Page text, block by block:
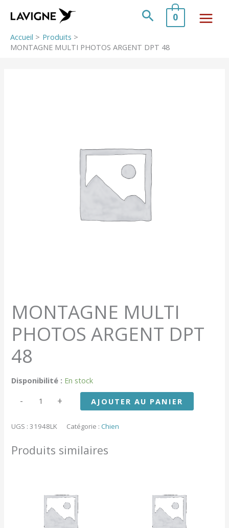
contenu
Rechercher
0
Accueil
Produits
MONTAGNE MULTI PHOTOS ARGENT DPT 48
MONTAGNE MULTI
PHOTOS ARGENT DPT
48
Disponibilité : En stock
-
MULTI
PHOTOS
DPT
48
+ AJOUTER AU PANIER
UGS :31948LK Catégorie :Chien
Produits similaires